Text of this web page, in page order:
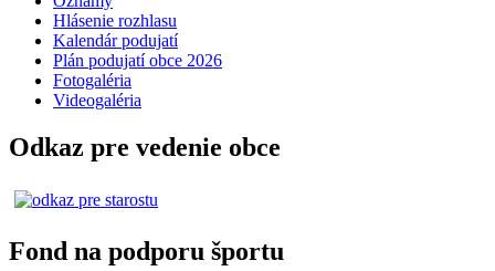
Hlásenie rozhlasu
Kalendár podujatí
Plán podujatí obce 2026
Fotogaléria
Videogaléria
Odkaz pre vedenie obce
Fond na podporu športu